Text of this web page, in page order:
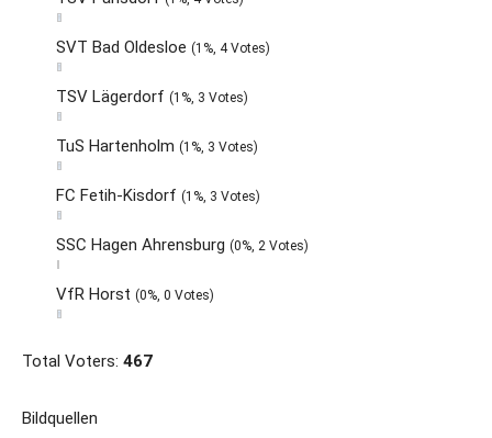
SVT Bad Oldesloe (1%, 4 Votes)
TSV Lägerdorf (1%, 3 Votes)
TuS Hartenholm (1%, 3 Votes)
FC Fetih-Kisdorf (1%, 3 Votes)
SSC Hagen Ahrensburg (0%, 2 Votes)
VfR Horst (0%, 0 Votes)
Total Voters: 467
Bildquellen